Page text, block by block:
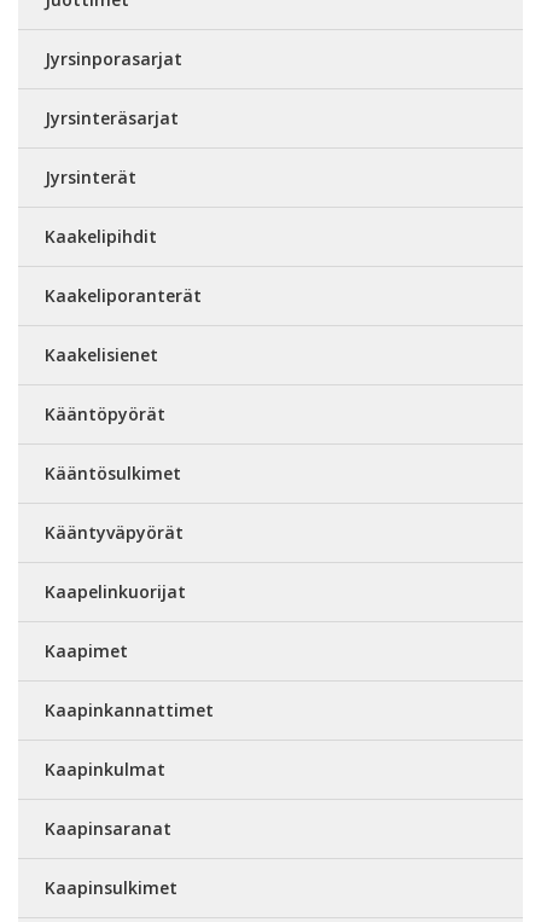
Jyrsinporasarjat
Jyrsinteräsarjat
Jyrsinterät
Kaakelipihdit
Kaakeliporanterät
Kaakelisienet
Kääntöpyörät
Kääntösulkimet
Kääntyväpyörät
Kaapelinkuorijat
Kaapimet
Kaapinkannattimet
Kaapinkulmat
Kaapinsaranat
Kaapinsulkimet